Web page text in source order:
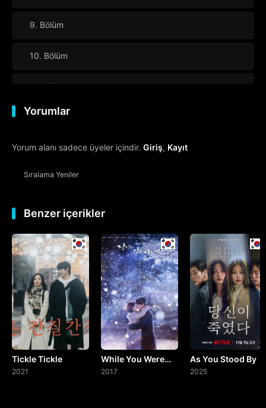
9. Bölüm
10. Bölüm
11. Bölüm
12. Bölüm
13. Bölüm
14. Bölüm
15. Bölüm
16. Bölüm Final
Yorumlar
Yorum alanı sadece üyeler içindir. Giriş, Kayıt
Sıralama Yeniler
Benzer içerikler
Tickle Tickle
2021
While You Were
Sleeping
2017
As You Stood By
2025